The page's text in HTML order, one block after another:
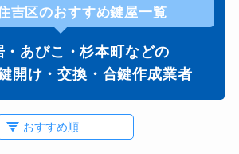
吉区のおすすめ鍵屋一覧
・あびこ・杉本町などの
開け・交換・合鍵作成業者